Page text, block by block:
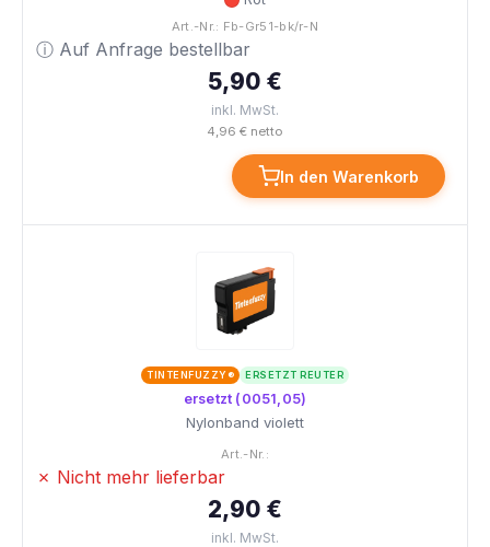
Art.-Nr.: Fb-Gr51-bk/r-N
ⓘ Auf Anfrage bestellbar
5,90 €
inkl. MwSt.
4,96 € netto
In den Warenkorb
TINTENFUZZY® ERSETZT REUTER
ersetzt (0051,05)
Nylonband violett
Art.-Nr.:
✗ Nicht mehr lieferbar
2,90 €
inkl. MwSt.